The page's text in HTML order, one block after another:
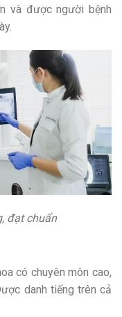
và được người bệnh
đạt chuẩn
có chuyên môn cao,
danh tiếng trên cả